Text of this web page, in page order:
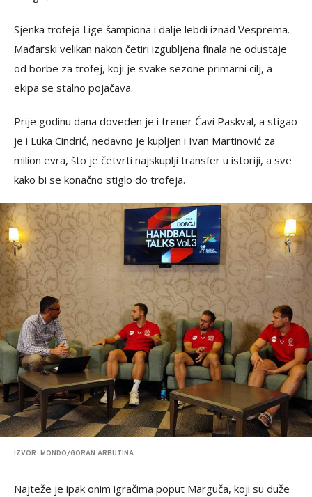
Sjenka trofeja Lige šampiona i dalje lebdi iznad Vesprema.
Mađarski velikan nakon četiri izgubljena finala ne odustaje
od borbe za trofej, koji je svake sezone primarni cilj, a
ekipa se stalno pojačava.
Prije godinu dana doveden je i trener Ćavi Paskval, a stigao
je i Luka Cindrić, nedavno je kupljen i Ivan Martinović za
milion evra, što je četvrti najskuplji transfer u istoriji, a sve
kako bi se konačno stiglo do trofeja.
IZVOR: MONDO/GORAN ARBUTINA
Najteže je ipak onim igračima poput Marguča, koji su duže